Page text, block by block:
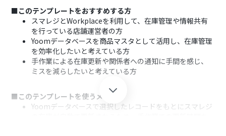
■このテンプレートをおすすめする方
スマレジとWorkplaceを利用して、在庫管理や情報共有
を行っている店舗運営者の方
Yoomデータベースを商品マスタとして活用し、在庫管理
を効率化したいと考えている方
手作業による在庫更新や関係者への通知に手間を感じ、
ミスを減らしたいと考えている方
■このテンプレートを使うメリット
Yoomデータベースで選択したレコードをもとにスマレジ